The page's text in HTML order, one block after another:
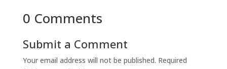
0 Comments
Submit a Comment
Your email address will not be published. Required